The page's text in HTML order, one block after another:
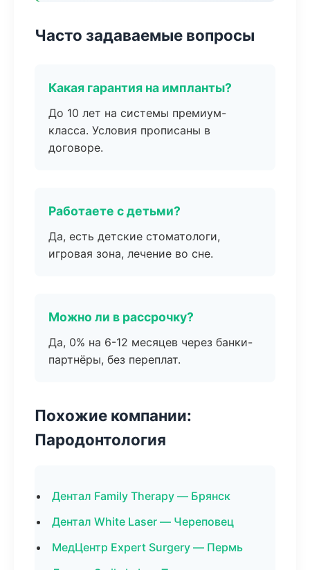
Часто задаваемые вопросы
Какая гарантия на импланты?
До 10 лет на системы премиум-
класса. Условия прописаны в
договоре.
Работаете с детьми?
Да, есть детские стоматологи,
игровая зона, лечение во сне.
Можно ли в рассрочку?
Да, 0% на 6-12 месяцев через банки-
партнёры, без переплат.
Похожие компании:
Пародонтология
Дентал Family Therapy — Брянск
Дентал White Laser — Череповец
МедЦентр Expert Surgery — Пермь